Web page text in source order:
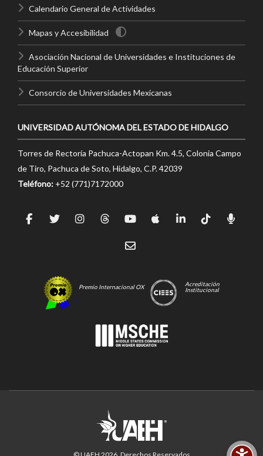
Calendario General de Actividades
Mapas y Accesibilidad
Asociación Nacional de Universidades e Instituciones de
Educación Superior
Consorcio de Universidades Mexicanas
UNIVERSIDAD AUTÓNOMA DEL ESTADO DE HIDALGO
Torres de Rectoría Pachuca-Actopan Km. 4.5, Colonia Campo
de Tiro, Pachuca de Soto, Hidalgo, C.P. 42039
Teléfono: +52 (771)7172000
Premio Internacional OX
Acreditación
Institucional